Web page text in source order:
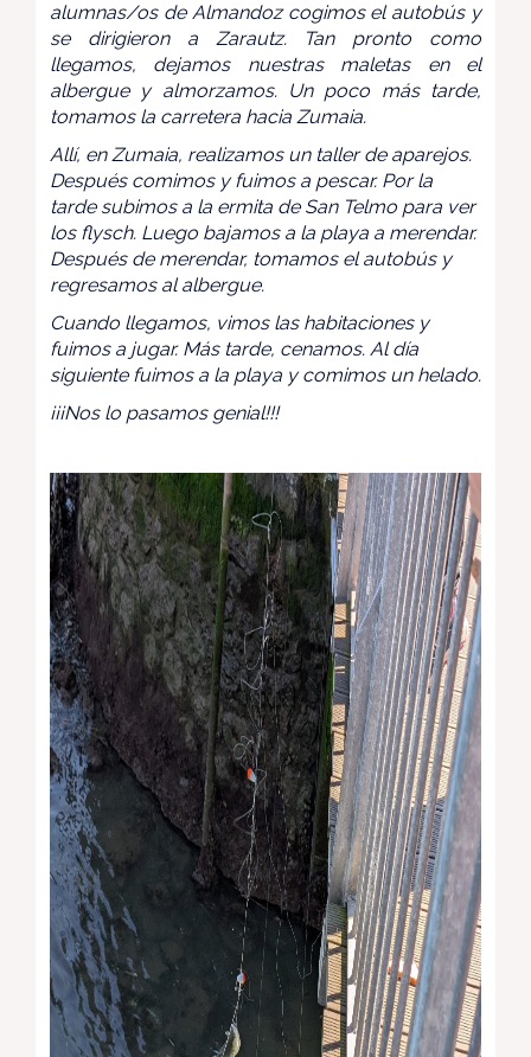
alumnas/os de Almandoz cogimos el autobús y
se dirigieron a Zarautz. Tan pronto como
llegamos, dejamos nuestras maletas en el
albergue y almorzamos. Un poco más tarde,
tomamos la carretera hacia Zumaia.
Allí, en Zumaia, realizamos un taller de aparejos.
Después comimos y fuimos a pescar. Por la
tarde subimos a la ermita de San Telmo para ver
los flysch. Luego bajamos a la playa a merendar.
Después de merendar, tomamos el autobús y
regresamos al albergue.
Cuando llegamos, vimos las habitaciones y
fuimos a jugar. Más tarde, cenamos. Al día
siguiente fuimos a la playa y comimos un helado.
¡¡¡Nos lo pasamos genial!!!